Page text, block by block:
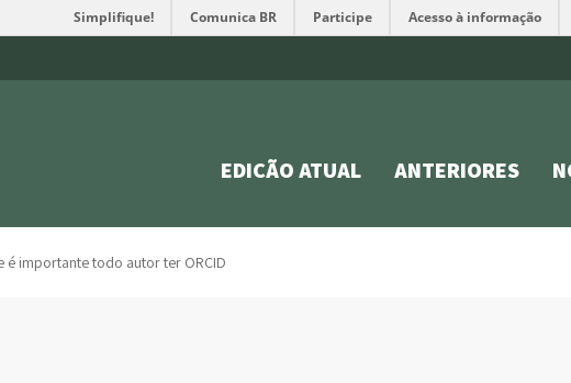
Simplifique! Comunica BR Participe Acesso à informação
EDIÇÃO ATUAL ANTERIORES
é importante todo autor ter ORCID